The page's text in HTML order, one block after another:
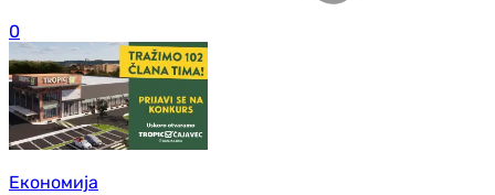
0
Економија